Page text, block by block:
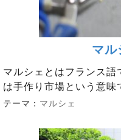
マル
マルシェとはフランス
は手作り市場という意味
テーマ： マルシェ